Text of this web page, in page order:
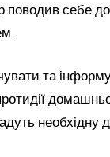
поводив себе
та
необхідну